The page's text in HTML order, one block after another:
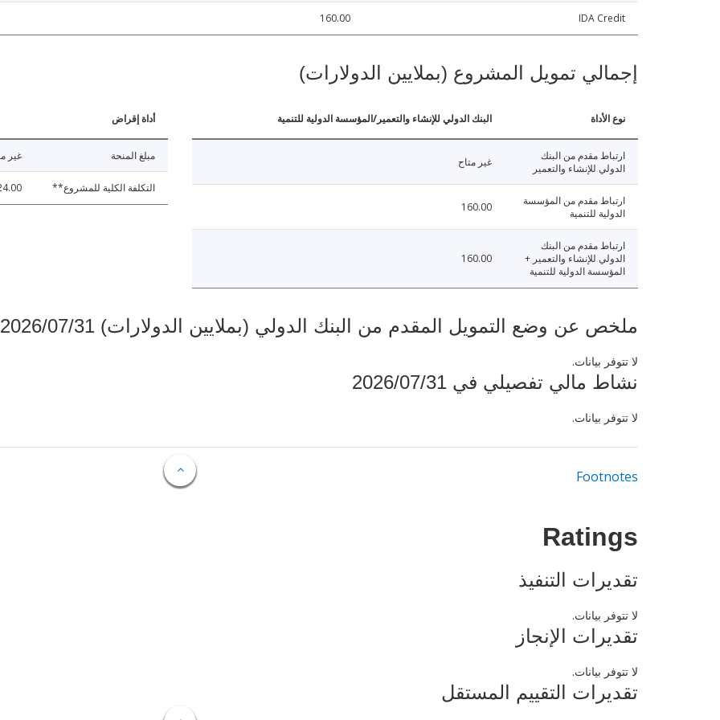
IDA Credit
160.00
إجمالي تمويل المشروع (بملايين الدولارات)
نوع الأداة البنك الدولي للإنشاء والتعمير/المؤسسة الدولية للتنمية
ارتباط مقدم من البنك
الدولي للإنشاء والتعمير
غير متاح
ارتباط مقدم من المؤسسة
الدولية للتنمية
160.00
ارتباط مقدم من البنك
الدولي للإنشاء والتعمير +
المؤسسة الدولية للتنمية
160.00
أداة إقراض
مبلغ المنحة غير
التكلفة الكلية للمشروع**
ملخص عن وضع التمويل المقدم من البنك الدولي (بملايين الدولارات) 2026/07/31
لا تتوفر بيانات.
نشاط مالي تفصيلي في 2026/07/31
لا تتوفر بيانات.
Footnotes
Ratings
تقديرات التنفيذ
لا تتوفر بيانات.
تقديرات الإنجاز
لا تتوفر بيانات.
تقديرات التقييم المستقل